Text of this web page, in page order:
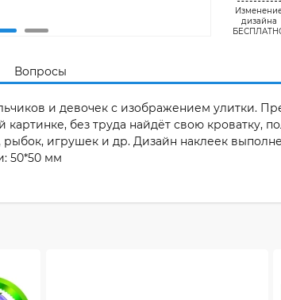
дизайна
Вопросы
и девочек с изображением улитки.
картинке, без труда найдёт свою кроватку,
рыбок, игрушек и др. Дизайн наклеек
50*50 мм